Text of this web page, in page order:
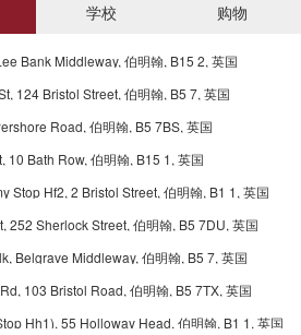
学校 购物
Bank Middleway, 伯明翰, B15 2, 英国
124 Bristol Street, 伯明翰, B5 7, 英国
Road, 伯明翰, B5 7BS, 英国
10 Bath Row, 伯明翰, B15 1, 英国
Stop Hf2, 2 Bristol Street, 伯明翰, B1 1, 英国
252 Sherlock Street, 伯明翰, B5 7DU, 英国
Belgrave Middleway, 伯明翰, B5 7, 英国
103 Bristol Road, 伯明翰, B5 7TX, 英国
Hh1), 55 Holloway Head, 伯明翰, B1 1, 英国